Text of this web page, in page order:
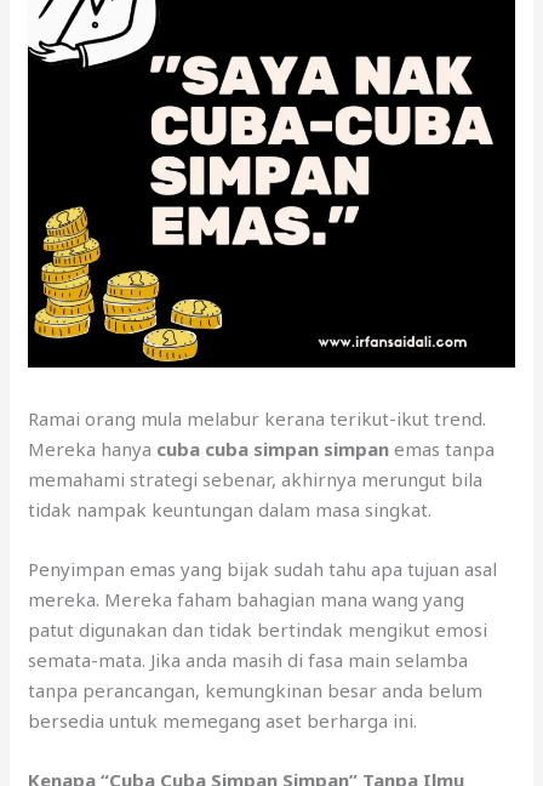
Ramai orang mula melabur kerana terikut-ikut trend.
Mereka hanya cuba cuba simpan simpan emas tanpa
memahami strategi sebenar, akhirnya merungut bila
tidak nampak keuntungan dalam masa singkat.
Penyimpan emas yang bijak sudah tahu apa tujuan asal
mereka. Mereka faham bahagian mana wang yang
patut digunakan dan tidak bertindak mengikut emosi
semata-mata. Jika anda masih di fasa main selamba
tanpa perancangan, kemungkinan besar anda belum
bersedia untuk memegang aset berharga ini.
Kenapa “Cuba Cuba Simpan Simpan” Tanpa Ilmu